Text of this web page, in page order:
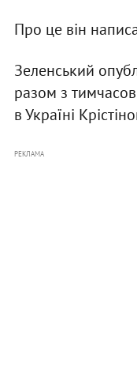
Про це він
Зеленський
разом з
в Україні
РЕКЛАМА